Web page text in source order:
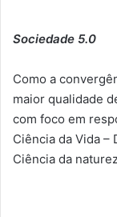
Sociedade 5.0
Como a
maior qualidade
com foco em
Ciência da Vida –
Ciência da